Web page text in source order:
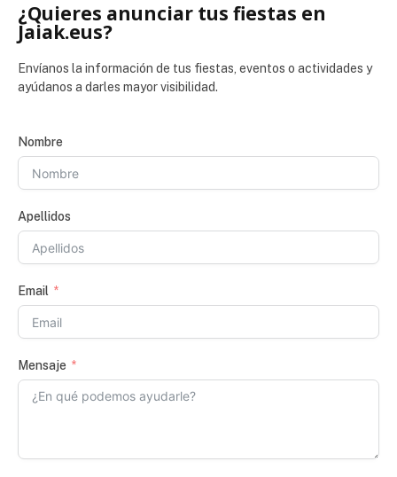
¿Quieres anunciar tus fiestas en
Jaiak.eus?
Envíanos la información de tus fiestas, eventos o actividades y
ayúdanos a darles mayor visibilidad.
Nombre
Apellidos
Email
Mensaje